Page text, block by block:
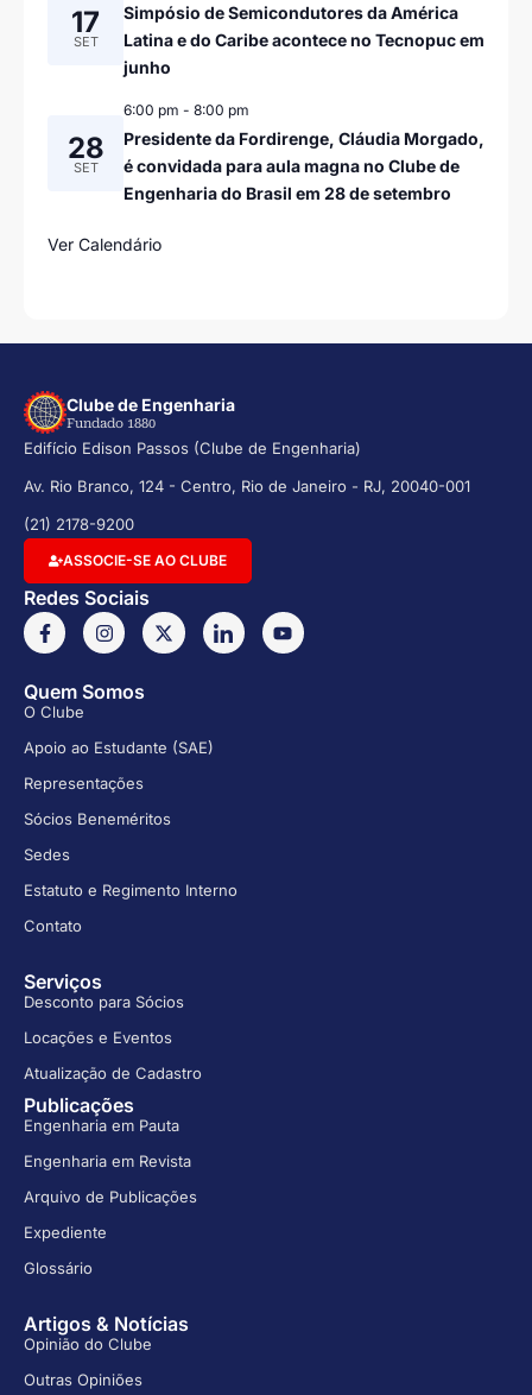
SET
17
Simpósio de Semicondutores da América
Latina e do Caribe acontece no Tecnopuc em
junho
SET
28
6:00 pm - 8:00 pm
Presidente da Fordirenge, Cláudia Morgado,
é convidada para aula magna no Clube de
Engenharia do Brasil em 28 de setembro
Ver Calendário
Clube de Engenharia
Fundado 1880
Edifício Edison Passos (Clube de Engenharia)
Av. Rio Branco, 124 - Centro, Rio de Janeiro - RJ, 20040-001
(21) 2178-9200
ASSOCIE-SE AO CLUBE
Redes Sociais
Quem Somos
O Clube
Apoio ao Estudante (SAE)
Representações
Sócios Beneméritos
Sedes
Estatuto e Regimento Interno
Contato
Serviços
Desconto para Sócios
Locações e Eventos
Atualização de Cadastro
Publicações
Engenharia em Pauta
Engenharia em Revista
Arquivo de Publicações
Expediente
Glossário
Artigos & Notícias
Opinião do Clube
Outras Opiniões